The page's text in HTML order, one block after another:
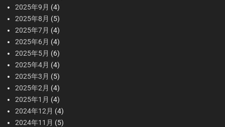
2025年9月 (4)
2025年8月 (5)
2025年7月 (4)
2025年6月 (4)
2025年5月 (6)
2025年4月 (4)
2025年3月 (5)
2025年2月 (4)
2025年1月 (4)
2024年12月 (4)
2024年11月 (5)